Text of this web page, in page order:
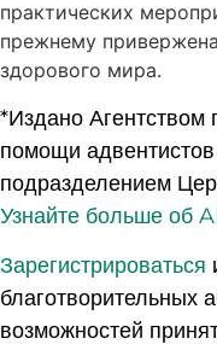
практических
прежнему
здорового мира.
*Издано Агентством
помощи
подразделением
Узнайте больше об
Зарегистрироваться
благотворительных
возможностей